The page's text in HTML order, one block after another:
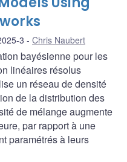
3 Chris Naubert
bayésienne pour les
linéaires résolus
un réseau de densité
de la distribution des
de mélange augmente
par rapport à une
paramétrés à leurs